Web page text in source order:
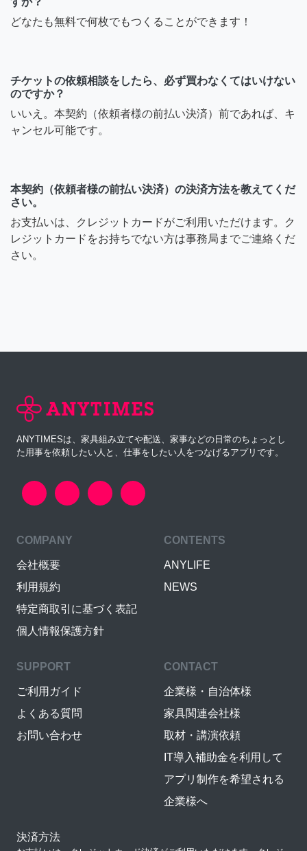
どなたも無料で何枚でもつくることができます！
チケットの依頼相談をしたら、必ず買わなくてはいけない
のですか？
いいえ。本契約（依頼者様の前払い決済）前であれば、キ
ャンセル可能です。
本契約（依頼者様の前払い決済）の決済方法を教えてくだ
さい。
お支払いは、クレジットカードがご利用いただけます。ク
レジットカードをお持ちでない方は事務局までご連絡くだ
さい。
ANYTIMESは、家具組み立てや配送、家事などの日常のちょっとし
た用事を依頼したい人と、仕事をしたい人をつなげるアプリです。
COMPANY
会社概要
利用規約
特定商取引に基づく表記
個人情報保護方針
CONTENTS
ANYLIFE
NEWS
SUPPORT
ご利用ガイド
よくある質問
お問い合わせ
CONTACT
企業様・自治体様
家具関連会社様
取材・講演依頼
IT導入補助金を利用して
アプリ制作を希望される
企業様へ
決済方法